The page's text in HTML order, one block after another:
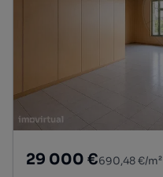
29 000 €690,48 €/m²